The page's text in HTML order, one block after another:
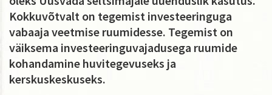
Kokkuvõtvalt on tegemist investeeringuga
vabaaja veetmise ruumidesse. Tegemist on
väiksema investeeringuvajadusega ruumide
kohandamine huvitegevuseks ja
kerskuskeskuseks.